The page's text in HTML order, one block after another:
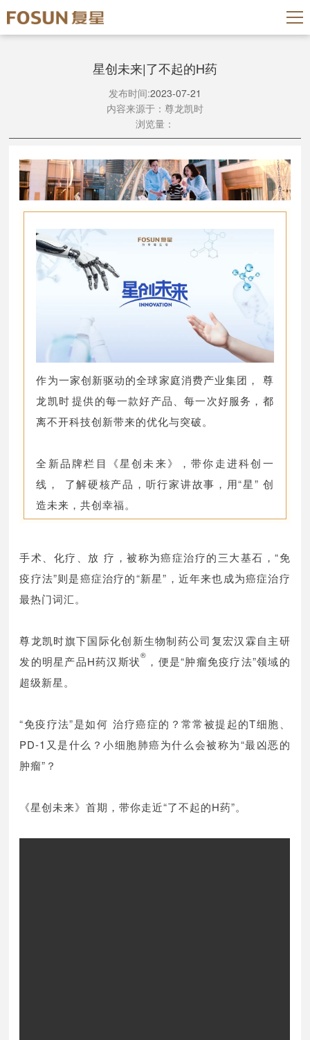
星创未来|了不起的H药
发布时间:2023-07-21
内容来源于：尊龙凯时
浏览量：
作为一家创新驱动的全球家庭消费产业集团， 尊
龙凯时提供的每一款好产品、每一次好服务，都
离不开科技创新带来的优化与突破。
全新品牌栏目《星创未来》，带你走进科创一
线，了解硬核产品，听行家讲故事，用“星”创
造未来，共创幸福。
手术、化疗、放疗，被称为癌症治疗的三大基石，“免
疫疗法”则是癌症治疗的“新星”，近年来也成为癌症治疗
最热门词汇。
尊龙凯时旗下国际化创新生物制药公司复宏汉霖自主研
发的明星产品H药汉斯状® ，便是“肿瘤免疫疗法”领域的
超级新星。
“免疫疗法”是如何治疗癌症的？常常被提起的T细胞、
PD-1又是什么？小细胞肺癌为什么会被称为“最凶恶的
肿瘤”？
《星创未来》首期，带你走近“了不起的H药”。